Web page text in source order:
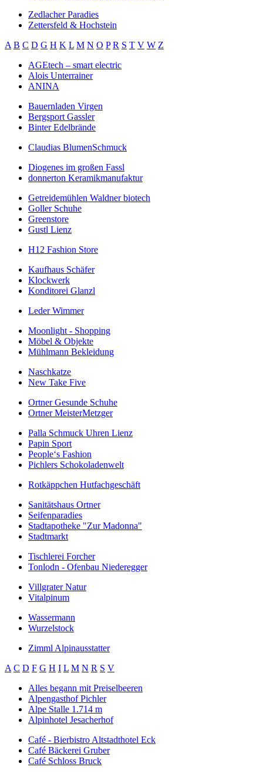
Zedlacher Paradies
Zettersfeld & Hochstein
A B C D G H K L M N O P R S T V W Z
AGEtech – smart electric
Alois Unterrainer
ANINA
Bauernladen Virgen
Bergsport Gassler
Binter Edelbrände
Claudias BlumenSchmuck
Diogenes im großen Fassl
donnerton Keramikmanufaktur
Getreidemühlen Waldner biotech
Goller Schuhe
Greenstore
Gustl Lienz
H12 Fashion Store
Kaufhaus Schäfer
Klockwerk
Konditorei Glanzl
Leder Wimmer
Moonlight - Shopping
Möbel & Objekte
Mühlmann Bekleidung
Naschkatze
New Take Five
Ortner Gesunde Schuhe
Ortner MeisterMetzger
Palla Schmuck Uhren Lienz
Papin Sport
People‘s Fashion
Pichlers Schokoladenwelt
Rotkäppchen Hutfachgeschäft
Sanitätshaus Ortner
Seifenparadies
Stadtapotheke "Zur Madonna"
Stadtmarkt
Tischlerei Forcher
Tonlodn - Ofenbau Niederegger
Villgrater Natur
Vitalpinum
Wassermann
Wurzelstock
Zimml Alpinausstatter
A C D F G H I L M N R S V
Alles begann mit Preiselbeeren
Alpengasthof Pichler
Alpe Stalle 1.714 m
Alpinhotel Jesacherhof
Café - Bierbistro Altstadthotel Eck
Café Bäckerei Gruber
Café Schloss Bruck